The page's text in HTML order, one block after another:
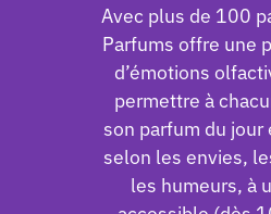
Avec plus de 100
Parfums offre une
d’émotions
permettre à
son parfum du jour
selon les envies,
les humeurs, à